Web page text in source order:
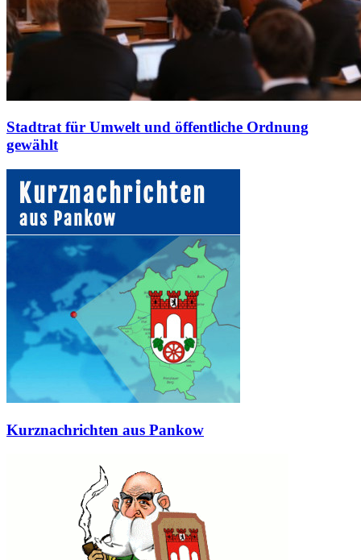
Stadtrat für Umwelt und öffentliche Ordnung
gewählt
Kurznachrichten aus Pankow